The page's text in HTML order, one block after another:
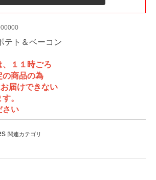
テト＆ベーコン
、１１時ごろ
商品の為
届けできない
。
さい
関連カテゴリ